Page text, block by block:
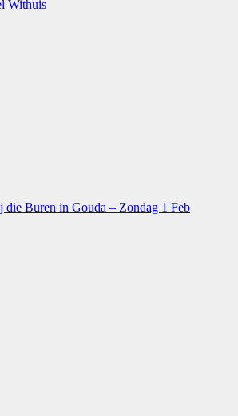
Withuis
die Buren in Gouda – Zondag 1 Feb